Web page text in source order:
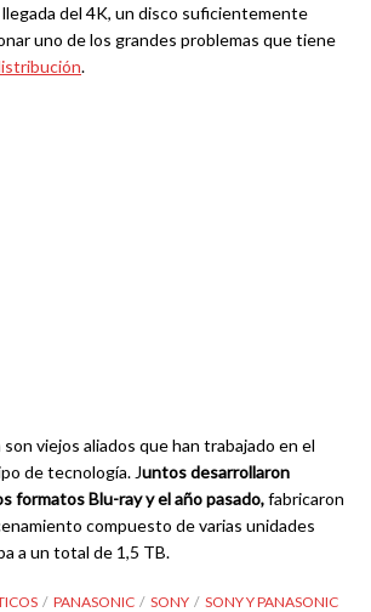
del 4K, un disco suficientemente
uno de los grandes problemas que tiene
.
son viejos aliados que han trabajado en el
de tecnología. Juntos desarrollaron
formatos Blu-ray y el año pasado,fabricaron
compuesto de varias unidades
a un total de 1,5 TB.
PANASONIC SONY SONY Y PANASONIC